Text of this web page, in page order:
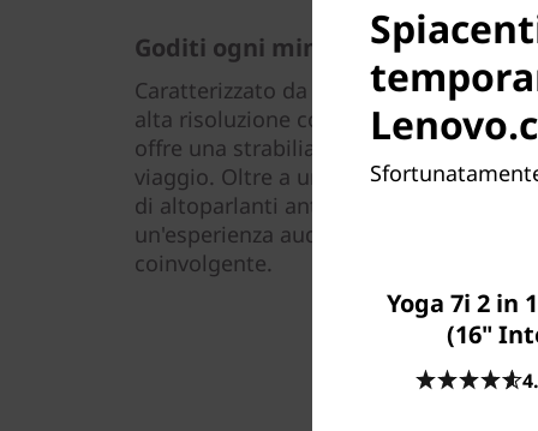
Goditi ogni minimo dettaglio
Caratterizzato da colori estremamente
alta risoluzione con bordi super sottili,
offre una strabiliante esperienza di
viaggio. Oltre a un design
di altoparlanti anteriori Dolby Atmos™,
un'esperienza audio impareggiabile e
coinvolgente.
Yoga 7i 2 in
(16"